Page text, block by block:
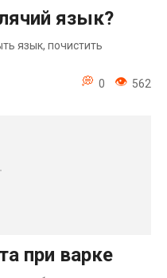
язык?
язык, почистить
0 562
при варке